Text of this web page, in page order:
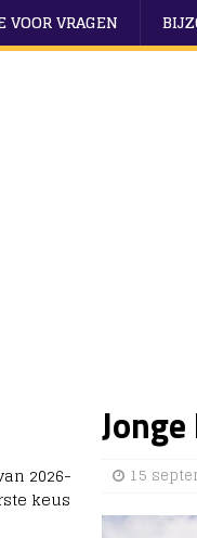
VRAGEN
15
2026-
keus